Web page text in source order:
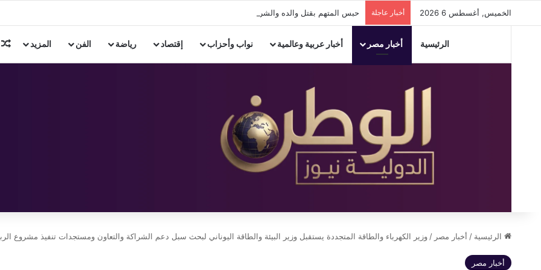
الخميس, أغسطس 6 2026 أخبار عاجلة حبس المتهم بقتل والده والشروع في قتل والدته وشقيقه بالإسكندرية 4 أيام على ذمة التحقيقات
الرئيسية أخبار مصر أخبار عربية وعالمية نواب وأحزاب إقتصاد رياضة الفن المزيد
الرئيسية / أخبار مصر / وزير الكهرباء والطاقة المتجددة يستقبل وزير البيئة والطاقة اليوناني لبحث سبل دعم الشراكة والتعاون ومستجدات تنفيذ مشروع
أخبار مصر